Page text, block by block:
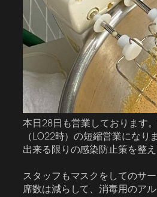
本日28日も営業しております
（LO22時）の短縮営業になり
出来る限りの感染防止策を整え
スタッフもマスクをしてのサー
席数は減らして、消毒用のア